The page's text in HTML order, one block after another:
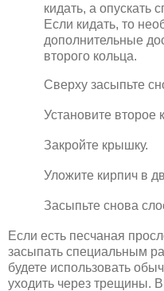
кидать, а опускать
Если кидать, то
дополнительные
второго кольца.
Сверху засыпьте
Установите второе
Закройте крышку.
Уложите кирпич в
Засыпьте снова
Если есть песчаная
засыпать специальным
будете использовать
уходить через трещины.